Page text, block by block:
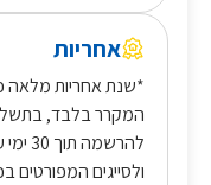
אחריות
ולסייגים המפורטים